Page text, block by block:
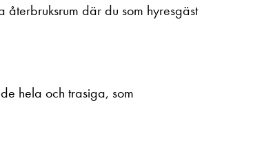
där du som hyresgäst
hela och trasiga, som